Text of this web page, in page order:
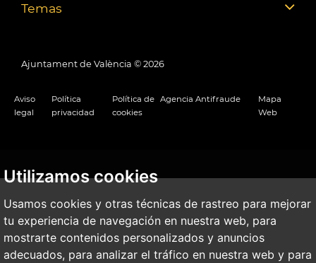
Utilizamos cookies
Usamos cookies y otras técnicas de rastreo para mejorar
tu experiencia de navegación en nuestra web, para
mostrarte contenidos personalizados y anuncios
adecuados, para analizar el tráfico en nuestra web y para
Temas
Ajuntament de València © 2026
Aviso
legal
Política
privacidad
Política de
cookies
Agencia Antifraude
Mapa
Web